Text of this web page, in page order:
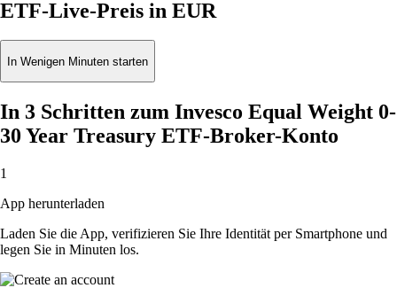
ETF-Live-Preis in EUR
In Wenigen Minuten starten
In 3 Schritten zum Invesco Equal Weight 0-
30 Year Treasury ETF-Broker-Konto
1
App herunterladen
Laden Sie die App, verifizieren Sie Ihre Identität per Smartphone und
legen Sie in Minuten los.